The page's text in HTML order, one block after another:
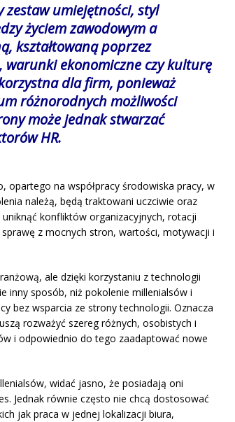
zestaw umiejętności, styl
życiem zawodowym a
kształtowaną poprzez
ekonomiczne czy kulturę
dla firm, ponieważ
różnorodnych możliwości
może jednak stwarzać
HR.
opartego na współpracy środowiska pracy, w
należą, będą traktowani uczciwie oraz
konfliktów organizacyjnych, rotacji
z mocnych stron, wartości, motywacji i
ale dzięki korzystaniu z technologii
inny sposób, niż pokolenie millenialsów i
bez wsparcia ze strony technologii. Oznacza
rozważyć szereg różnych, osobistych i
i odpowiednio do tego zaadaptować nowe
widać jasno, że posiadają oni
Jednak równie często nie chcą dostosować
jak praca w jednej lokalizacji biura,